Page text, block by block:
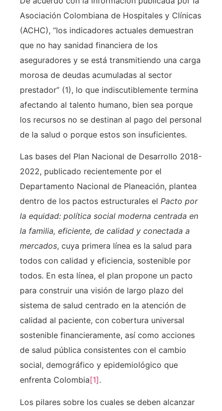
Asociación Colombiana de Hospitales y Clínicas
(ACHC), “los indicadores actuales demuestran
que no hay sanidad financiera de los
aseguradores y se está transmitiendo una carga
morosa de deudas acumuladas al sector
prestador” (1), lo que indiscutiblemente termina
afectando al talento humano, bien sea porque
los recursos no se destinan al pago del personal
de la salud o porque estos son insuficientes.
Las bases del Plan Nacional de Desarrollo 2018-
2022, publicado recientemente por el
Departamento Nacional de Planeación, plantea
dentro de los pactos estructurales el Pacto por
la equidad: política social moderna centrada en
la familia, eficiente, de calidad y conectada a
mercados, cuya primera línea es la salud para
todos con calidad y eficiencia, sostenible por
todos. En esta línea, el plan propone un pacto
para construir una visión de largo plazo del
sistema de salud centrado en la atención de
calidad al paciente, con cobertura universal
sostenible financieramente, así como acciones
de salud pública consistentes con el cambio
social, demográfico y epidemiológico que
enfrenta Colombia[1].
Los pilares sobre los cuales se deben alcanzar